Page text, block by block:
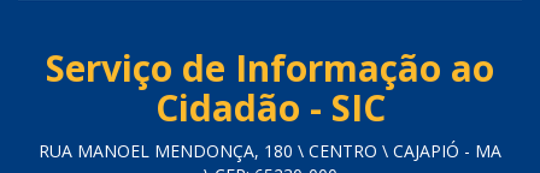
Serviço de Informação ao
Cidadão - SIC
RUA MANOEL MENDONÇA, 180 \ CENTRO \ CAJAPIÓ - MA